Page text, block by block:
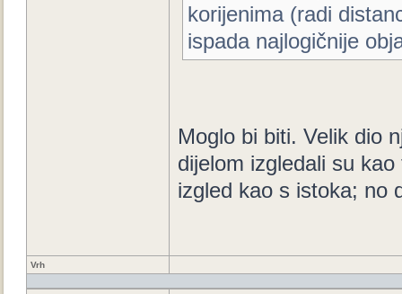
korijenima (radi
ispada najlogičnije
Moglo bi biti. Velik dio
dijelom izgledali su
izgled kao s istoka; no
Vrh